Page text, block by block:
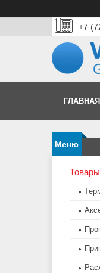
+7
ГЛАВНАЯ